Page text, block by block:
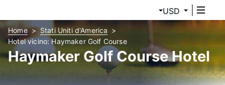
USD
Home
Stati Uniti d'America
Hotel vicino: Haymaker Golf Course
Haymaker Golf Course Hotel